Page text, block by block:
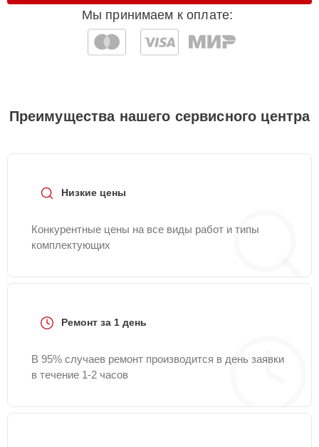
Мы принимаем к оплате:
Преимущества нашего сервисного центра
Низкие цены
Конкурентные цены на все виды работ и типы
комплектующих
Ремонт за 1 день
В 95% случаев ремонт производится в день заявки
в течение 1-2 часов